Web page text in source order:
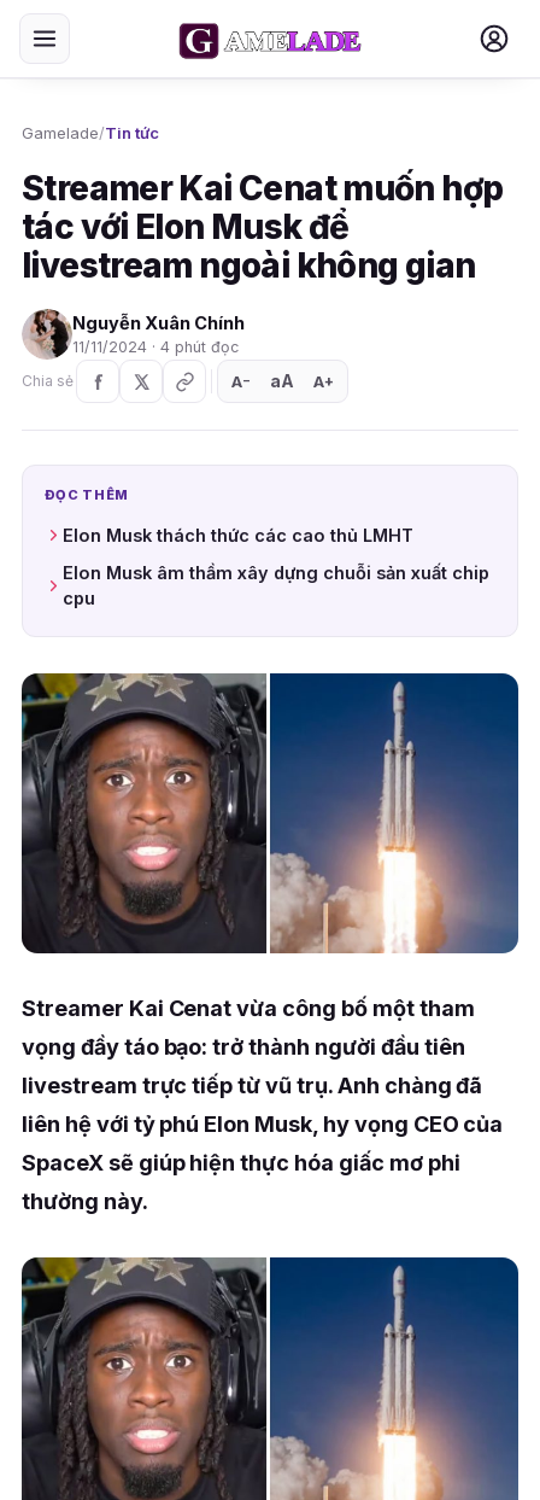
Gamelade/Tin tức
Streamer Kai Cenat muốn hợp
tác với Elon Musk để
livestream ngoài không gian
Nguyễn Xuân Chính
11/11/2024 · 4 phút đọc
Chia sẻ
A− aA A+
ĐỌC THÊM
Elon Musk thách thức các cao thủ LMHT
Elon Musk âm thầm xây dựng chuỗi sản xuất chip
cpu
Streamer Kai Cenat vừa công bố một tham
vọng đầy táo bạo: trở thành người đầu tiên
livestream trực tiếp từ vũ trụ. Anh chàng đã
liên hệ với tỷ phú Elon Musk, hy vọng CEO của
SpaceX sẽ giúp hiện thực hóa giấc mơ phi
thường này.